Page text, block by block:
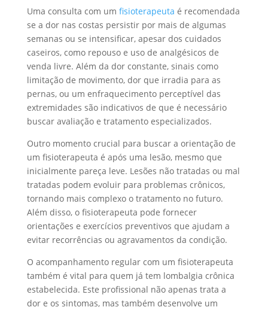
Uma consulta com um fisioterapeuta é recomendada
se a dor nas costas persistir por mais de algumas
semanas ou se intensificar, apesar dos cuidados
caseiros, como repouso e uso de analgésicos de
venda livre. Além da dor constante, sinais como
limitação de movimento, dor que irradia para as
pernas, ou um enfraquecimento perceptível das
extremidades são indicativos de que é necessário
buscar avaliação e tratamento especializados.
Outro momento crucial para buscar a orientação de
um fisioterapeuta é após uma lesão, mesmo que
inicialmente pareça leve. Lesões não tratadas ou mal
tratadas podem evoluir para problemas crônicos,
tornando mais complexo o tratamento no futuro.
Além disso, o fisioterapeuta pode fornecer
orientações e exercícios preventivos que ajudam a
evitar recorrências ou agravamentos da condição.
O acompanhamento regular com um fisioterapeuta
também é vital para quem já tem lombalgia crônica
estabelecida. Este profissional não apenas trata a
dor e os sintomas, mas também desenvolve um